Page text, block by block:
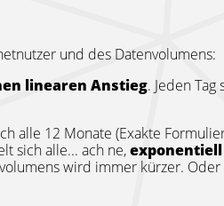
und des Datenvolumens:
linearen Anstieg. Jeden
alle 12 Monate (Exakte
sich alle... ach ne,exponentiell
wird immer kürzer.